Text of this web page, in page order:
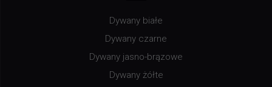
Dywany białe
Dywany czarne
Dywany jasno-brązowe
Dywany żółte